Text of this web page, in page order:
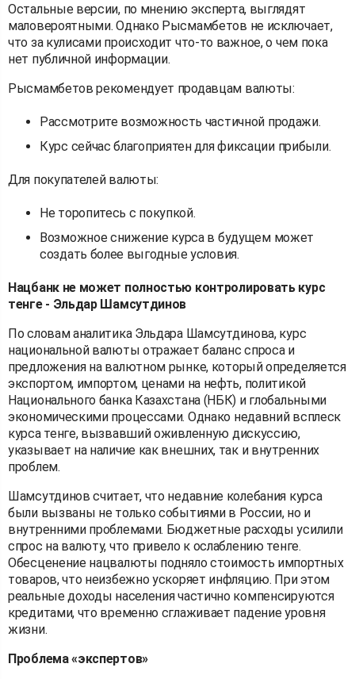
Остальные версии, по мнению эксперта, выглядят
маловероятными. Однако Рысмамбетов не исключает,
что за кулисами происходит что-то важное, о чем пока
нет публичной информации.
Рысмамбетов рекомендует продавцам валюты:
Рассмотрите возможность частичной продажи.
Курс сейчас благоприятен для фиксации прибыли.
Для покупателей валюты:
Не торопитесь с покупкой.
Возможное снижение курса в будущем может
создать более выгодные условия.
Нацбанк не может полностью контролировать курс
тенге - Эльдар Шамсутдинов
По словам аналитика Эльдара Шамсутдинова, курс
национальной валюты отражает баланс спроса и
предложения на валютном рынке, который определяется
экспортом, импортом, ценами на нефть, политикой
Национального банка Казахстана (НБК) и глобальными
экономическими процессами. Однако недавний всплеск
курса тенге, вызвавший оживленную дискуссию,
указывает на наличие как внешних, так и внутренних
проблем.
Шамсутдинов считает, что недавние колебания курса
были вызваны не только событиями в России, но и
внутренними проблемами. Бюджетные расходы усилили
спрос на валюту, что привело к ослаблению тенге.
Обесценение нацвалюты подняло стоимость импортных
товаров, что неизбежно ускоряет инфляцию. При этом
реальные доходы населения частично компенсируются
кредитами, что временно сглаживает падение уровня
жизни.
Проблема «экспертов»